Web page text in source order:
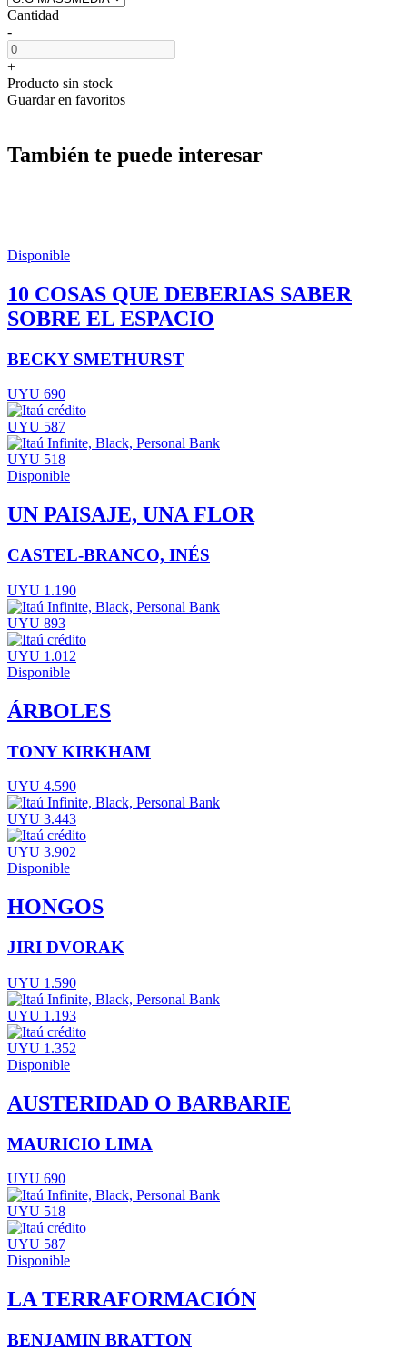
Cantidad
-
+
Producto sin stock
Guardar en favoritos
También te puede interesar
Disponible
10 COSAS QUE DEBERIAS SABER
SOBRE EL ESPACIO
BECKY SMETHURST
UYU 690
UYU 587
UYU 518
Disponible
UN PAISAJE, UNA FLOR
CASTEL-BRANCO, INÉS
UYU 1.190
UYU 893
UYU 1.012
Disponible
ÁRBOLES
TONY KIRKHAM
UYU 4.590
UYU 3.443
UYU 3.902
Disponible
HONGOS
JIRI DVORAK
UYU 1.590
UYU 1.193
UYU 1.352
Disponible
AUSTERIDAD O BARBARIE
MAURICIO LIMA
UYU 690
UYU 518
UYU 587
Disponible
LA TERRAFORMACIÓN
BENJAMIN BRATTON